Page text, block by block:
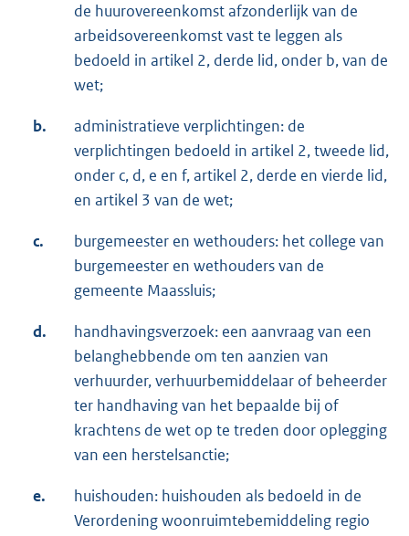
de huurovereenkomst afzonderlijk van de
arbeidsovereenkomst vast te leggen als
bedoeld in artikel 2, derde lid, onder b, van de
wet;
b.
administratieve verplichtingen: de
verplichtingen bedoeld in artikel 2, tweede lid,
onder c, d, e en f, artikel 2, derde en vierde lid,
en artikel 3 van de wet;
c.
burgemeester en wethouders: het college van
burgemeester en wethouders van de
gemeente Maassluis;
d.
handhavingsverzoek: een aanvraag van een
belanghebbende om ten aanzien van
verhuurder, verhuurbemiddelaar of beheerder
ter handhaving van het bepaalde bij of
krachtens de wet op te treden door oplegging
van een herstelsanctie;
e.
huishouden: huishouden als bedoeld in de
Verordening woonruimtebemiddeling regio